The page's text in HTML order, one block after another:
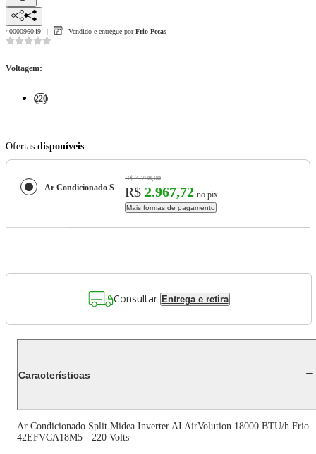
4000096049 Vendido e entregue por Frio Pecas
Voltagem:
220
Ofertas disponíveis
Ar Condicionado Split Midea Inverter AI AirVolution 18000 BTU/h Frio 42EFVCA18M5 - 220 Volts
R$ 4.798,00
R$ 2.967,72 no pix
Mais formas de pagamento
Consultar Entrega e retira
Características
Ar Condicionado Split Midea Inverter AI AirVolution 18000 BTU/h Frio
42EFVCA18M5 - 220 Volts